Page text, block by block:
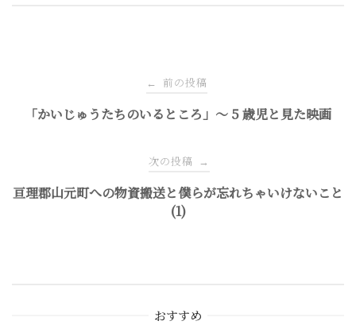
稿
ビ
← 前の投稿
「かいじゅうたちのいるところ」〜 5 歳児と見た映画
次の投稿 →
亘理郡山元町への物資搬送と僕らが忘れちゃいけないこと
(1)
おすすめ